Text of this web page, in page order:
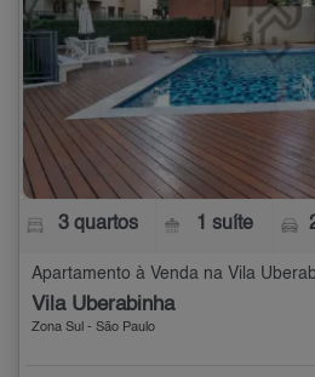
3 quartos 1 suíte
Apartamento à Venda na Vila
Vila Uberabinha
Zona Sul - São Paulo